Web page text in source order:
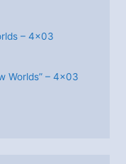
– 4×03
Worlds” – 4×03